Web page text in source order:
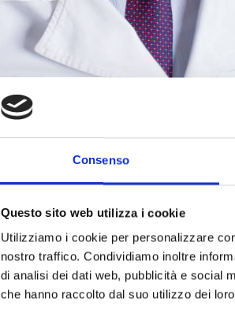
Consenso
Questo sito web utilizza i cookie
Utilizziamo i cookie per personalizzare
nostro traffico. Condividiamo inoltre
di analisi dei dati web, pubblicità e social
che hanno raccolto dal suo utilizzo dei